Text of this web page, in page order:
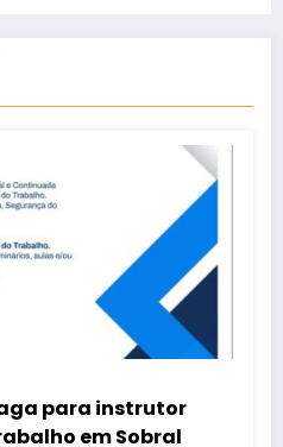
para instrutor
em Sobral